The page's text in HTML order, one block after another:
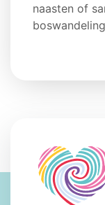
naasten of